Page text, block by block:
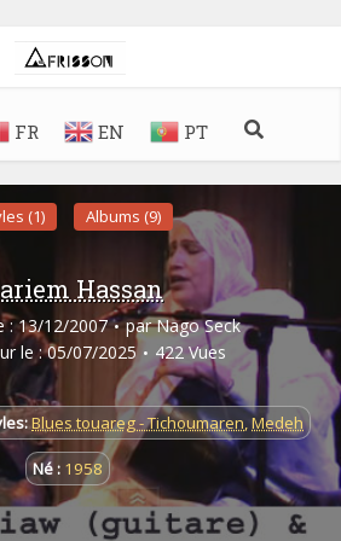
FR EN PT
(1) Albums (9)
Hassan
: 13/12/2007 par Nago Seck
le : 05/07/2025
422 Vues
Blues touareg - Tichoumaren,Medeh
Né : 1958